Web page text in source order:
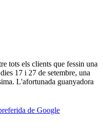
tots els clients que fessin una
17 i 27 de setembre, una
L'afortunada guanyadora
de Google